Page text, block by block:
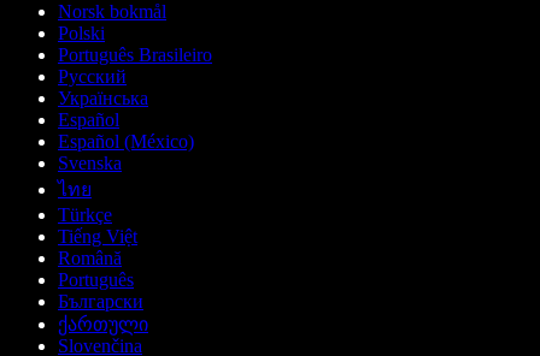
Norsk bokmål
Polski
Português Brasileiro
Русский
Українська
Español
Español (México)
Svenska
ไทย
Türkçe
Tiếng Việt
Română
Português
Български
ქართული
Slovenčina